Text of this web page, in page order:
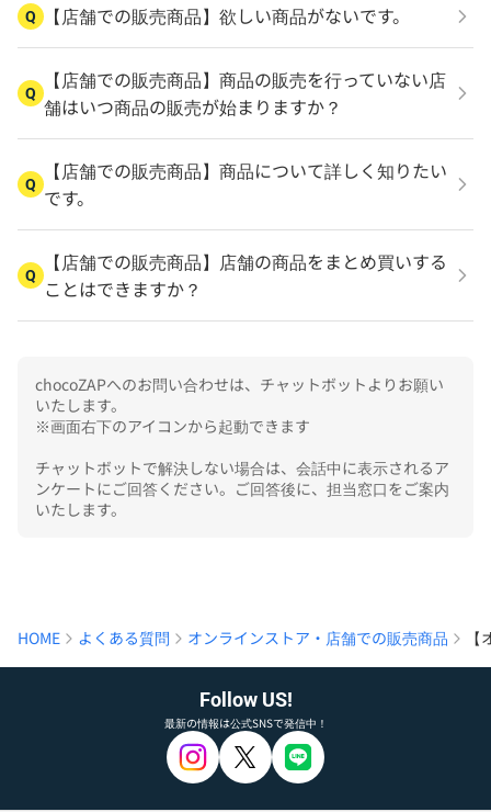
Q 【店舗での販売商品】欲しい商品がないです。
Q
【店舗での販売商品】商品の販売を行っていない店
舗はいつ商品の販売が始まりますか？
Q
【店舗での販売商品】商品について詳しく知りたい
です。
Q
【店舗での販売商品】店舗の商品をまとめ買いする
ことはできますか？
chocoZAPへのお問い合わせは、チャットボットよりお願い
いたします。
※画面右下のアイコンから起動できます
チャットボットで解決しない場合は、会話中に表示されるア
ンケートにご回答ください。ご回答後に、担当窓口をご案内
いたします。
HOME よくある質問 オンラインストア・店舗での販売商品
Follow US!
最新の情報は公式SNSで発信中！